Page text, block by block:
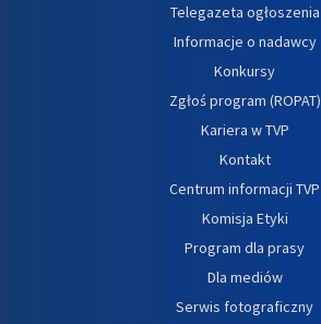
Telegazeta ogłoszenia
Informacje o nadawcy
Konkursy
Zgłoś program (ROPAT)
Kariera w TVP
Kontakt
Centrum informacji TVP
Komisja Etyki
Program dla prasy
Dla mediów
Serwis fotograficzny